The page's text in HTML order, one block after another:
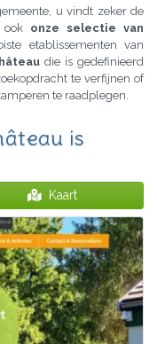
u vindt zeker de
onze selectie van
etablissementen van
die is gedefinieerd
te verfijnen of
te raadplegen.
is
Kaart